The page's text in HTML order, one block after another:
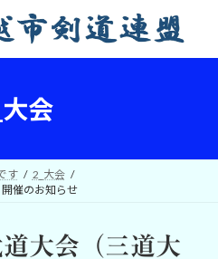
会
す
2_大会
催のお知らせ
大会（三道大